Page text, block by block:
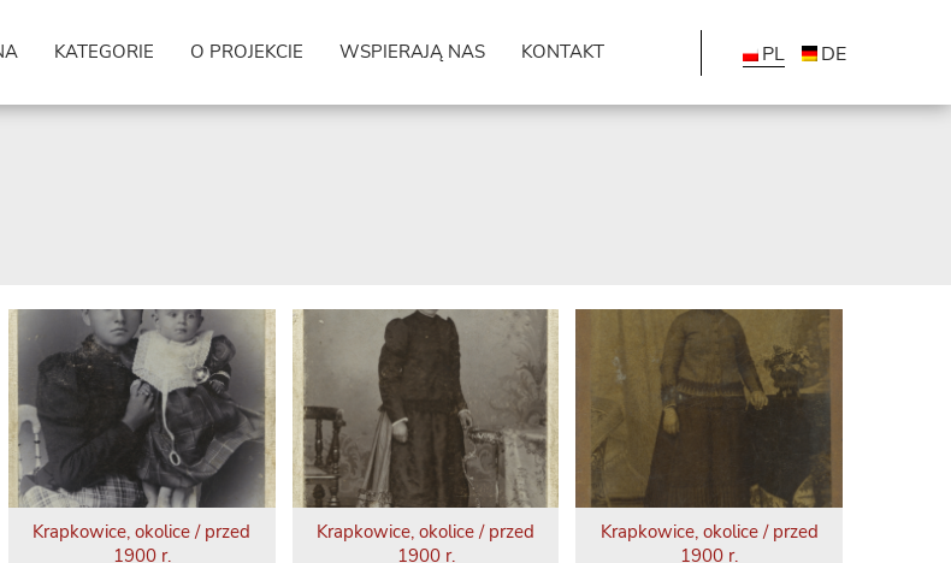
KATEGORIE O PROJEKCIE WSPIERAJĄ NAS KONTAKT PL DE
Krapkowice, okolice / przed
1900 r.
Krapkowice, okolice / przed
1900 r.
Krapkowice, okolice / przed
1900 r.